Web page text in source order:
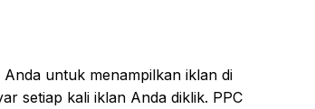
untuk menampilkan iklan di
setiap kali iklan Anda diklik. PPC